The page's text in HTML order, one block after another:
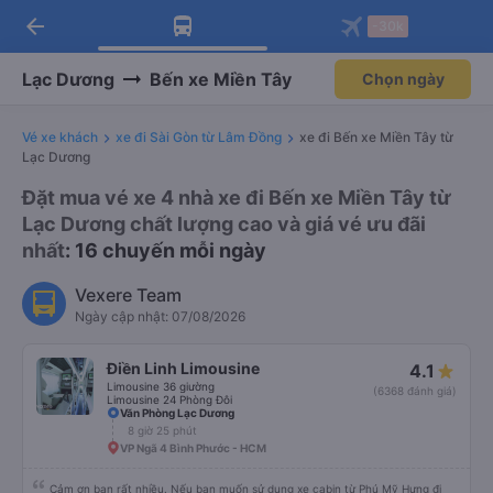
Tải app Vexere ngay!
Nhận ưu đãi thành viên độc
Mở app
Tải app Vexere
-30k/ghế khi đặt vé máy bay qua
Mở app
arrow_back
Lạc Dương Bến xe Miền Tây Chọn ngày
Vé xe khách xe đi Sài Gòn từ Lâm Đồng
xe đi Bến xe Miền Tây từ
Lạc Dương
Đặt mua vé xe 4 nhà xe đi Bến xe Miền Tây từ
Lạc Dương chất lượng cao và giá vé ưu đãi
nhất: 16 chuyến mỗi ngày
Vexere Team
Ngày cập nhật: 07/08/2026
Điền Linh Limousine
Limousine 36 giường
Limousine 24 Phòng Đôi
4.1
(6368 đánh giá)
Văn Phòng Lạc Dương
8 giờ 25 phút
VP Ngã 4 Bình Phước - HCM
Cảm ơn bạn rất nhiều. Nếu bạn muốn sử dụng xe cabin từ Phú Mỹ Hưng đi